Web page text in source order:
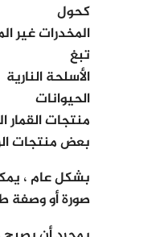
كحول
المخدرات غير
تبغ
الأسلحة النارية
الحيوانات
منتجات القمار
بعض منتجات
صورة أو وصفة